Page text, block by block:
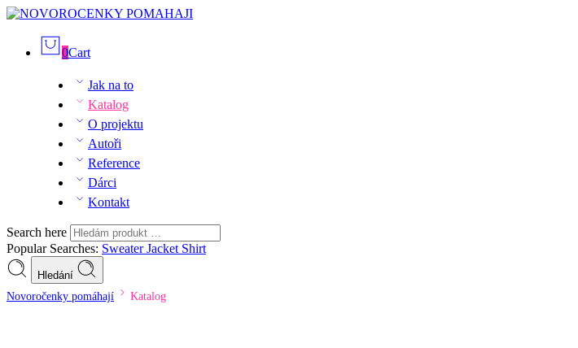
0Cart
Jak na to
Katalog
O projektu
Autoři
Reference
Dárci
Kontakt
Search here
Popular Searches: SweaterJacket Shirt
Hledání
Novoročenky pomáhají Katalog